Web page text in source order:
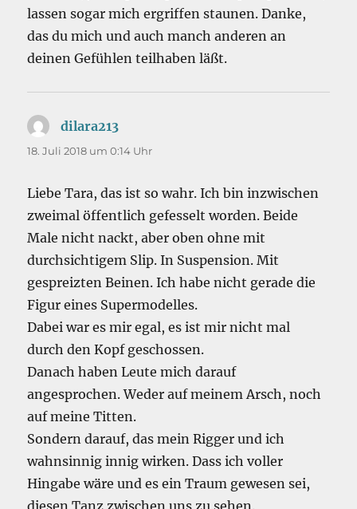
lassen sogar mich ergriffen staunen. Danke,
das du mich und auch manch anderen an
deinen Gefühlen teilhaben läßt.
dilara213
18. Juli 2018 um 0:14 Uhr
Liebe Tara, das ist so wahr. Ich bin inzwischen
zweimal öffentlich gefesselt worden. Beide
Male nicht nackt, aber oben ohne mit
durchsichtigem Slip. In Suspension. Mit
gespreizten Beinen. Ich habe nicht gerade die
Figur eines Supermodelles.
Dabei war es mir egal, es ist mir nicht mal
durch den Kopf geschossen.
Danach haben Leute mich darauf
angesprochen. Weder auf meinem Arsch, noch
auf meine Titten.
Sondern darauf, das mein Rigger und ich
wahnsinnig innig wirken. Dass ich voller
Hingabe wäre und es ein Traum gewesen sei,
diesen Tanz zwischen uns zu sehen.